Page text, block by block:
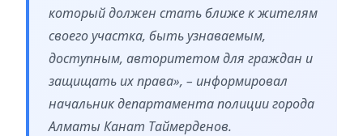
который должен стать ближе к жителям
своего участка, быть узнаваемым,
доступным, авторитетом для граждан и
защищать их права», – информировал
начальник департамента полиции города
Алматы Канат Таймерденов.